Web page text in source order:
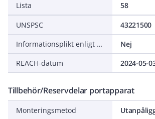
Lista
58
UNSPSC
43221500
Informationsplikt enligt REACH
Nej
REACH-datum
2024-05-
Tillbehör/Reservdelar portapparat
Monteringsmetod